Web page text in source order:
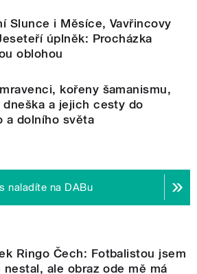
Slunce i Měsíce, Vavřincovy
úplněk: Procházka
oblohou
kořeny šamanismu,
dneška a jejich cesty do
a dolního světa
naladíte na DABu
Ringo Čech: Fotbalistou jsem
nestal, ale obraz ode mě má